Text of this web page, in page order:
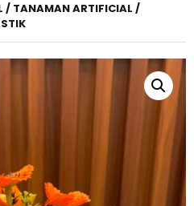
/ TANAMAN ARTIFICIAL /